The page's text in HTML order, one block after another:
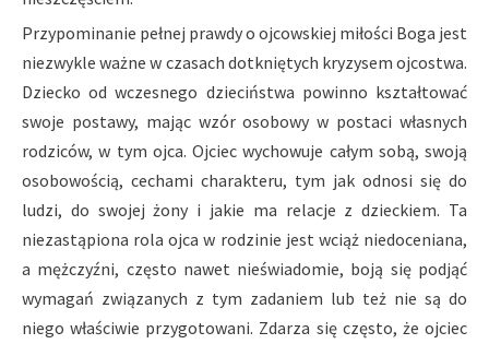
Przypominanie pełnej prawdy o ojcowskiej miłości Boga jest
niezwykle ważne w czasach dotkniętych kryzysem ojcostwa.
Dziecko od wczesnego dzieciństwa powinno kształtować
swoje postawy, mając wzór osobowy w postaci własnych
rodziców, w tym ojca. Ojciec wychowuje całym sobą, swoją
osobowością, cechami charakteru, tym jak odnosi się do
ludzi, do swojej żony i jakie ma relacje z dzieckiem. Ta
niezastąpiona rola ojca w rodzinie jest wciąż niedoceniana,
a mężczyźni, często nawet nieświadomie, boją się podjąć
wymagań związanych z tym zadaniem lub też nie są do
niego właściwie przygotowani. Zdarza się często, że ojciec